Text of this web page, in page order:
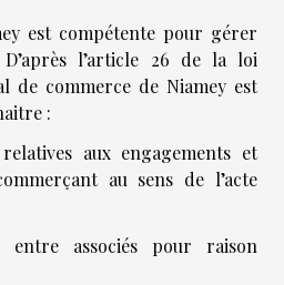
est compétente pour gérer
l’article 26 de la loi
de commerce de Niamey est
:
aux engagements et
au sens de l’acte
entre associés pour raison